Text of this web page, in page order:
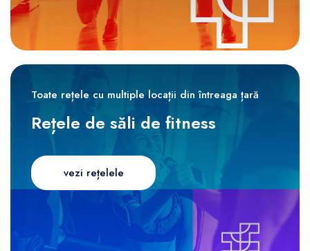
Toate rețele cu multiple locații din întreaga țară
Rețele de săli de fitness
vezi rețelele